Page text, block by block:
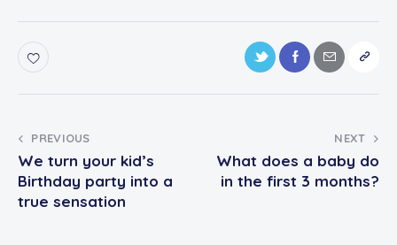
PREVIOUS
We turn your kid’s
Birthday party into a
true sensation
NEXT
What does a baby do
in the first 3 months?